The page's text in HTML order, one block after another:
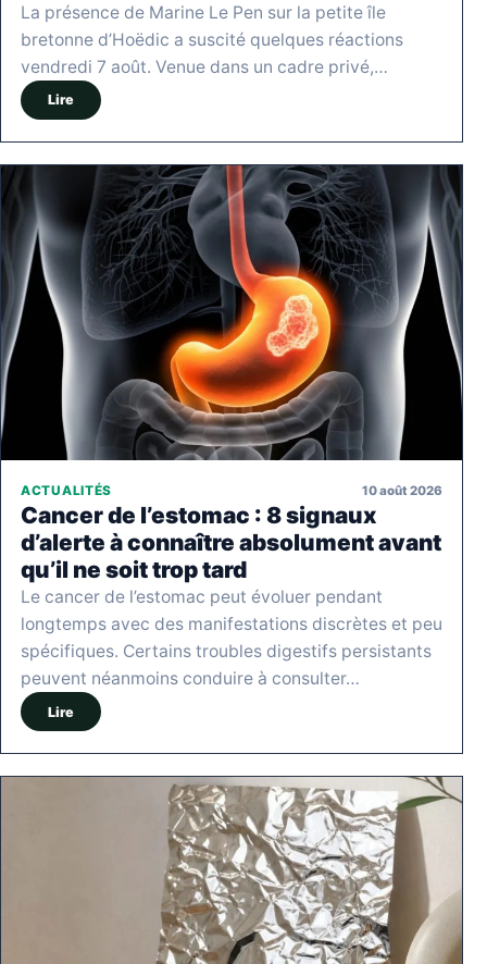
La présence de Marine Le Pen sur la petite île
bretonne d’Hoëdic a suscité quelques réactions
vendredi 7 août. Venue dans un cadre privé,…
Lire
ACTUALITÉS 10 août 2026
Cancer de l’estomac : 8 signaux
d’alerte à connaître absolument avant
qu’il ne soit trop tard
Le cancer de l’estomac peut évoluer pendant
longtemps avec des manifestations discrètes et peu
spécifiques. Certains troubles digestifs persistants
peuvent néanmoins conduire à consulter…
Lire